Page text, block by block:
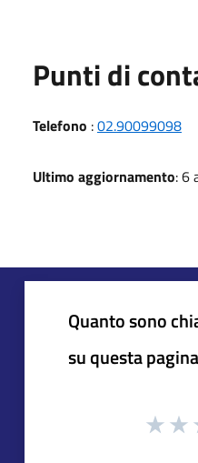
Punti di
Telefono :02.90099098
Ultimo aggiornamento: 6
Quanto sono
su questa